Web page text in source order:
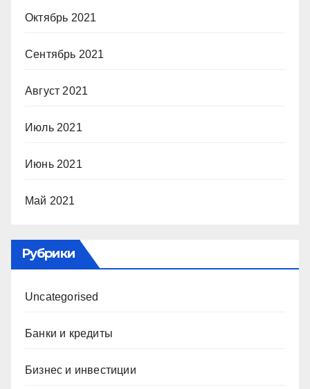
Октябрь 2021
Сентябрь 2021
Август 2021
Июль 2021
Июнь 2021
Май 2021
Рубрики
Uncategorised
Банки и кредиты
Бизнес и инвестиции